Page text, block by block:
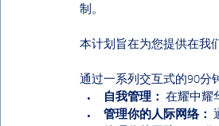
制。
本计划旨在为您提供在我
通过一系列交互式的90分
自我管理： 在耀中耀
管理你的人际网络：